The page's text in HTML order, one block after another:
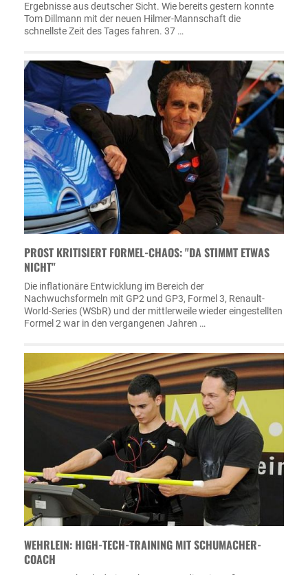
Ergebnisse aus deutscher Sicht. Wie bereits gestern konnte
Tom Dillmann mit der neuen Hilmer-Mannschaft die
schnellste Zeit des Tages fahren. 37 …
PROST KRITISIERT FORMEL-CHAOS: "DA STIMMT ETWAS
NICHT"
Die inflationäre Entwicklung im Bereich der
Nachwuchsformeln mit GP2 und GP3, Formel 3, Renault-
World-Series (WSbR) und der mittlerweile wieder eingestellten
Formel 2 war in den vergangenen Jahren …
WEHRLEIN: HIGH-TECH-TRAINING MIT SCHUMACHER-
COACH